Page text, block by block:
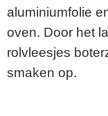
aluminiumfolie
oven. Door het
rolvleesjes
smaken op.